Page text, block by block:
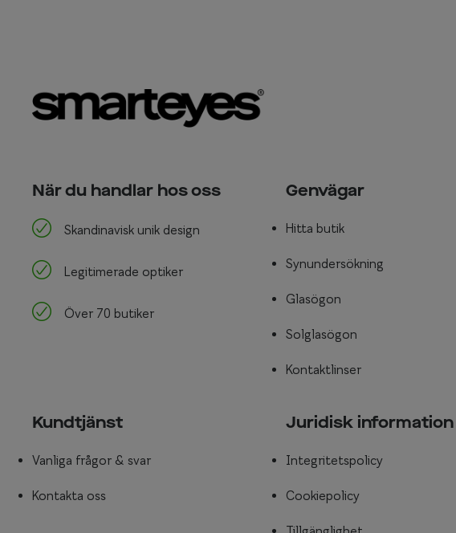
När du handlar hos oss
Skandinavisk unik design
Legitimerade optiker
Över 70 butiker
Genvägar
Hitta butik
Synundersökning
Glasögon
Solglasögon
Kontaktlinser
Kundtjänst
Vanliga frågor & svar
Kontakta oss
Juridisk information
Integritetspolicy
Cookiepolicy